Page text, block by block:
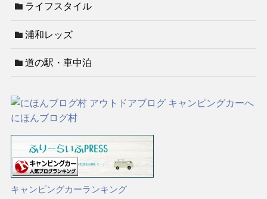
ライフスタイル
浦和レッズ
道の駅・車中泊
にほんブログ村
キャンピングカーランキング